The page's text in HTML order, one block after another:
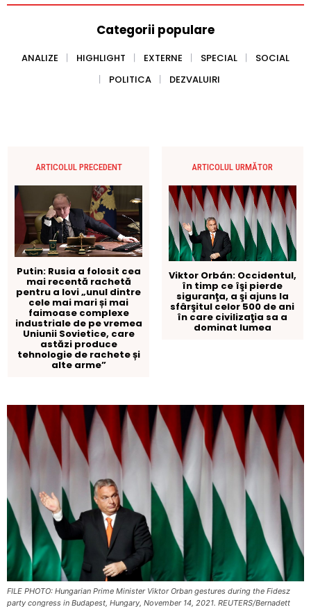
Categorii populare
ANALIZE HIGHLIGHT EXTERNE SPECIAL
SOCIAL
POLITICA
DEZVALUIRI
ARTICOLUL PRECEDENT
Putin: Rusia a folosit cea
mai recentă rachetă
pentru a lovi „unul dintre
cele mai mari și mai
faimoase complexe
industriale de pe vremea
Uniunii Sovietice, care
astăzi produce
tehnologie de rachete și
alte arme”
ARTICOLUL URMĂTOR
Viktor Orbán: Occidentul,
în timp ce îşi pierde
siguranţa, a şi ajuns la
sfârşitul celor 500 de ani
în care civilizaţia sa a
dominat lumea